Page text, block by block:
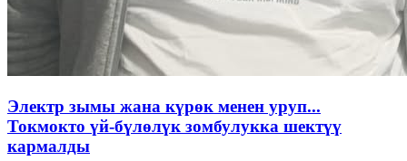
Электр зымы жана күрөк менен уруп...
Токмокто үй-бүлөлүк зомбулукка шектүү
кармалды